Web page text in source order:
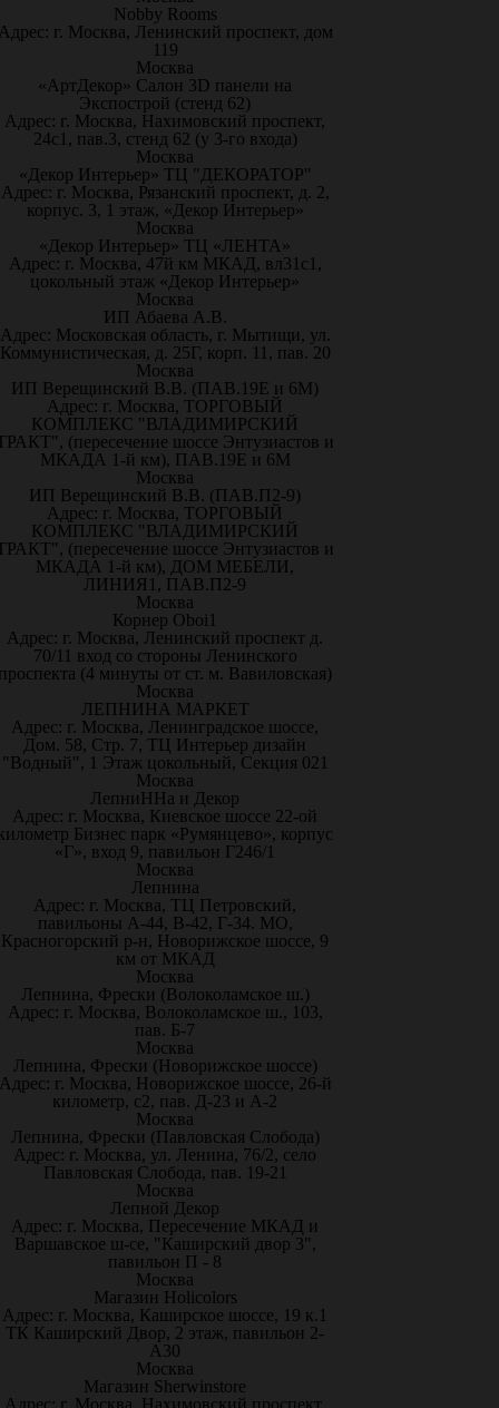
Nobby Rooms
г. Москва, Ленинский проспект, дом
119
Москва
«АртДекор» Салон 3D панели на
Экспострой (стенд 62)
Адрес: г. Москва, Нахимовский проспект,
24с1, пав.3, стенд 62 (у 3-го входа)
Москва
«Декор Интерьер» ТЦ "ДЕКОРАТОР"
Адрес: г. Москва, Рязанский проспект, д. 2,
корпус. 3, 1 этаж, «Декор Интерьер»
Москва
«Декор Интерьер» ТЦ «ЛЕНТА»
Адрес: г. Москва, 47й км МКАД, вл31с1,
цокольный этаж «Декор Интерьер»
Москва
ИП Абаева А.В.
Адрес: Московская область, г. Мытищи, ул.
Коммунистическая, д. 25Г, корп. 11, пав. 20
Москва
ИП Верещинский В.В. (ПАВ.19Е и 6М)
Адрес: г. Москва, ТОРГОВЫЙ
КОМПЛЕКС "ВЛАДИМИРСКИЙ
(пересечение шоссе Энтузиастов и
МКАДА 1-й км), ПАВ.19Е и 6М
Москва
ИП Верещинский В.В. (ПАВ.П2-9)
Адрес: г. Москва, ТОРГОВЫЙ
КОМПЛЕКС "ВЛАДИМИРСКИЙ
(пересечение шоссе Энтузиастов и
МКАДА 1-й км), ДОМ МЕБЕЛИ,
ЛИНИЯ1, ПАВ.П2-9
Москва
Корнер Oboi1
Адрес: г. Москва, Ленинский проспект д.
70/11 вход со стороны Ленинского
(4 минуты от ст. м. Вавиловская)
Москва
ЛЕПНИНА МАРКЕТ
Адрес: г. Москва, Ленинградское шоссе,
Дом. 58, Стр. 7, ТЦ Интерьер дизайн
"Водный", 1 Этаж цокольный, Секция 021
Москва
ЛепниННа и Декор
Адрес: г. Москва, Киевское шоссе 22-ой
Бизнес парк «Румянцево», корпус
«Г», вход 9, павильон Г246/1
Москва
Лепнина
Адрес: г. Москва, ТЦ Петровский,
павильоны А-44, В-42, Г-34. МО,
Красногорский р-н, Новорижское шоссе, 9
км от МКАД
Москва
Лепнина, Фрески (Волоколамское ш.)
Адрес: г. Москва, Волоколамское ш., 103,
пав. Б-7
Москва
Лепнина, Фрески (Новорижское шоссе)
г. Москва, Новорижское шоссе, 26-й
километр, с2, пав. Д-23 и А-2
Москва
Лепнина, Фрески (Павловская Слобода)
Адрес: г. Москва, ул. Ленина, 76/2, село
Павловская Слобода, пав. 19-21
Москва
Лепной Декор
Адрес: г. Москва, Пересечение МКАД и
Варшавское ш-се, "Каширский двор 3",
павильон П - 8
Москва
Магазин Holicolors
Адрес: г. Москва, Каширское шоссе, 19 к.1
ТК Каширский Двор, 2 этаж, павильон 2-
А30
Москва
Магазин Sherwinstore
Адрес: г. Москва, Нахимовский проспект,